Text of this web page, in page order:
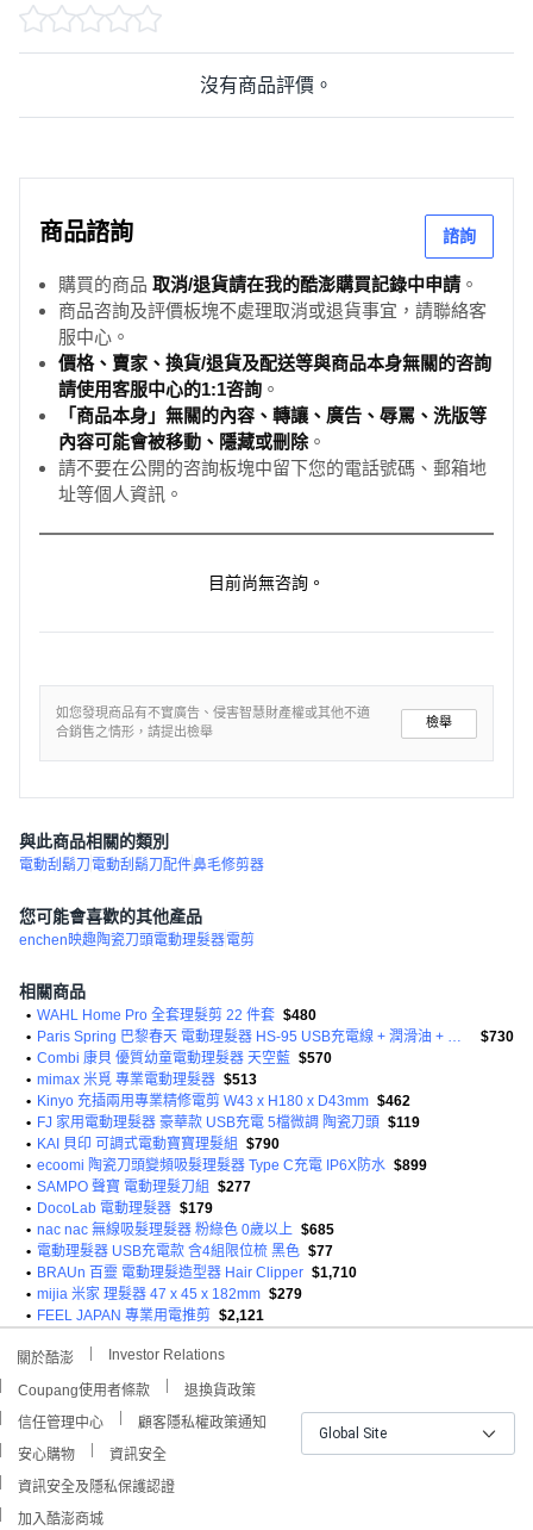
沒有商品評價。
商品諮詢 諮詢
購買的商品 取消/退貨請在我的酷澎購買記錄中申請 。
商品咨詢及評價板塊不處理取消或退貨事宜，請聯絡客
服中心。
價格、賣家、換貨/退貨及配送等與商品本身無關的咨詢
請使用客服中心的1:1咨詢 。
「商品本身」無關的內容、轉讓、廣告、辱罵、洗版等
內容可能會被移動、隱藏或刪除。
請不要在公開的咨詢板塊中留下您的電話號碼、郵箱地
址等個人資訊。
目前尚無咨詢。
如您發現商品有不實廣告、侵害智慧財產權或其他不適
合銷售之情形，請提出檢舉
檢舉
與此商品相關的類別
電動刮鬍刀 電動刮鬍刀配件鼻毛修剪器
您可能會喜歡的其他產品
enchen映趣陶瓷刀頭電動理髮器電剪
相關商品
• WAHL Home Pro 全套理髮剪 22 件套 $480
•
Paris Spring 巴黎春天 電動理髮器 HS-95 USB充電線 + 潤滑油 + 清潔刷 + 長度調節分套3/6/9/12mm
$730
• Combi 康貝 優質幼童電動理髮器 天空藍 $570
• mimax 米覓 專業電動理髮器 $513
• Kinyo 充插兩用專業精修電剪 W43 x H180 x D43mm $462
• FJ 家用電動理髮器 豪華款 USB充電 5檔微調 陶瓷刀頭 $119
• KAI 貝印 可調式電動寶寶理髮組
$790
• ecoomi 陶瓷刀頭變頻吸髮理髮器 Type C充電 IP6X防水 $899
• SAMPO 聲寶 電動理髮刀組
$277
• DocoLab 電動理髮器 $179
• nac nac 無線吸髮理髮器 粉綠色 0歲以上 $685
• 電動理髮器 USB充電款 含4組限位梳 黑色 $77
• BRAUn 百靈 電動理髮造型器 Hair Clipper $1,710
• mijia 米家 理髮器 47 x 45 x 182mm $279
• FEEL JAPAN 專業用電推剪 $2,121
關於酷澎 Investor Relations
Coupang使用者條款
退換貨政策
信任管理中心
顧客隱私權政策通知
安心購物
資訊安全
資訊安全及隱私保護認證
加入酷澎商城
Global Site